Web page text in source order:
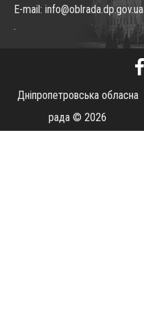
E-mail: info@oblrada.dp.gov.ua
.
Дніпропетровська обласна
рада © 2026